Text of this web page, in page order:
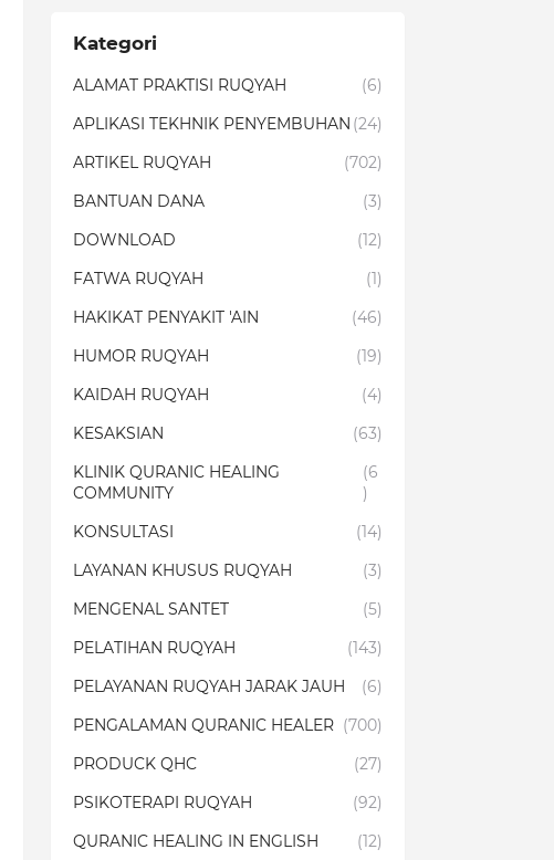
Kategori
ALAMAT PRAKTISI RUQYAH
(6)
APLIKASI TEKHNIK PENYEMBUHAN (24)
ARTIKEL RUQYAH
(702)
BANTUAN DANA
(3)
DOWNLOAD
(12)
FATWA RUQYAH
(1)
HAKIKAT PENYAKIT 'AIN
(46)
HUMOR RUQYAH
(19)
KAIDAH RUQYAH
(4)
KESAKSIAN
(63)
KLINIK QURANIC HEALING
COMMUNITY
(6
)
KONSULTASI
(14)
LAYANAN KHUSUS RUQYAH
(3)
MENGENAL SANTET
(5)
PELATIHAN RUQYAH
(143)
PELAYANAN RUQYAH JARAK JAUH
(6)
PENGALAMAN QURANIC HEALER (700)
PRODUCK QHC
(27)
PSIKOTERAPI RUQYAH
(92)
QURANIC HEALING IN ENGLISH
(12)